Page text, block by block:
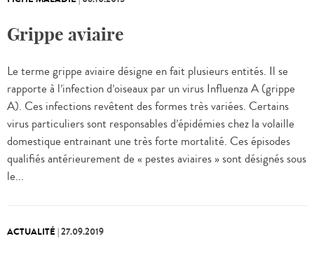
Grippe aviaire
Le terme grippe aviaire désigne en fait plusieurs entités. Il se
rapporte à l’infection d’oiseaux par un virus Influenza A (grippe
A). Ces infections revêtent des formes très variées. Certains
virus particuliers sont responsables d’épidémies chez la volaille
domestique entrainant une très forte mortalité. Ces épisodes
qualifiés antérieurement de « pestes aviaires » sont désignés sous
le...
ACTUALITÉ |27.09.2019